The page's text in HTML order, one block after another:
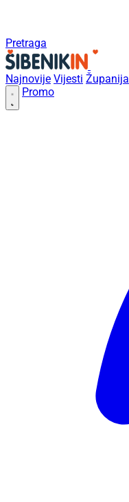
Pretraga
Najnovije Vijesti Županija
Promo